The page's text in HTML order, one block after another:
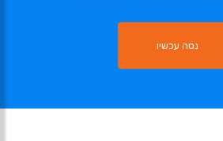
נסה עכשיו